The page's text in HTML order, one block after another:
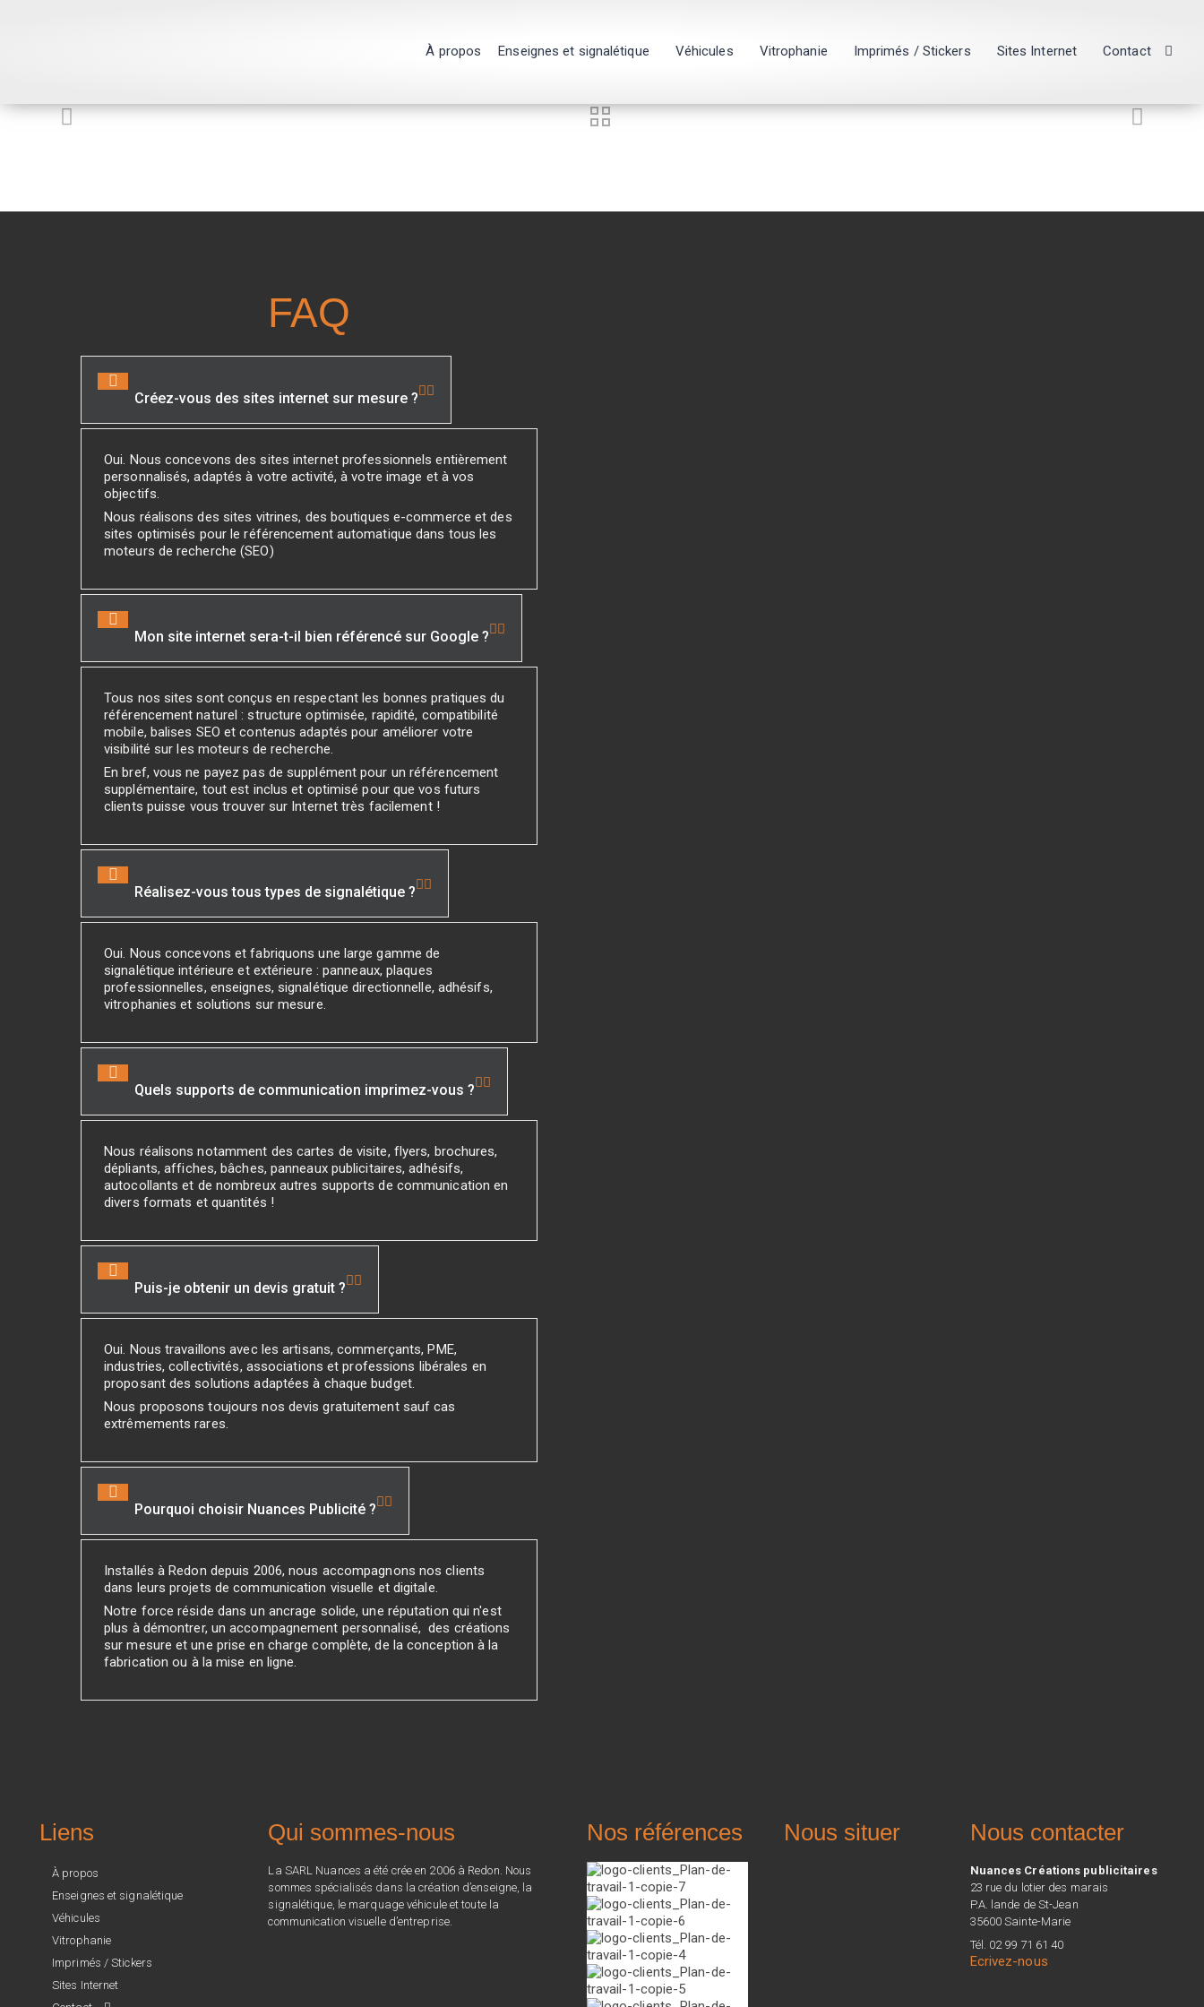
À propos Enseignes et signalétique Véhicules Vitrophanie Imprimés / Stickers Sites Internet Contact
FAQ
Créez-vous des sites internet sur mesure ?
Oui. Nous concevons des sites internet professionnels entièrement
personnalisés, adaptés à votre activité, à votre image et à vos
objectifs.
Nous réalisons des sites vitrines, des boutiques e-commerce et des
sites optimisés pour le référencement automatique dans tous les
moteurs de recherche (SEO)
Mon site internet sera-t-il bien référencé sur Google ?
Tous nos sites sont conçus en respectant les bonnes pratiques du
référencement naturel : structure optimisée, rapidité, compatibilité
mobile, balises SEO et contenus adaptés pour améliorer votre
visibilité sur les moteurs de recherche.
En bref, vous ne payez pas de supplément pour un référencement
supplémentaire, tout est inclus et optimisé pour que vos futurs
clients puisse vous trouver sur Internet très facilement !
Réalisez-vous tous types de signalétique ?
Oui. Nous concevons et fabriquons une large gamme de
signalétique intérieure et extérieure : panneaux, plaques
professionnelles, enseignes, signalétique directionnelle, adhésifs,
vitrophanies et solutions sur mesure.
Quels supports de communication imprimez-vous ?
Nous réalisons notamment des cartes de visite, flyers, brochures,
dépliants, affiches, bâches, panneaux publicitaires, adhésifs,
autocollants et de nombreux autres supports de communication en
divers formats et quantités !
Puis-je obtenir un devis gratuit ?
Oui. Nous travaillons avec les artisans, commerçants, PME,
industries, collectivités, associations et professions libérales en
proposant des solutions adaptées à chaque budget.
Nous proposons toujours nos devis gratuitement sauf cas
extrêmements rares.
Pourquoi choisir Nuances Publicité ?
Installés à Redon depuis 2006, nous accompagnons nos clients
dans leurs projets de communication visuelle et digitale.
Notre force réside dans un ancrage solide, une réputation qui n'est
plus à démontrer, un accompagnement personnalisé, des créations
sur mesure et une prise en charge complète, de la conception à la
fabrication ou à la mise en ligne.
Liens
À propos
Enseignes et signalétique
Véhicules
Vitrophanie
Imprimés / Stickers
Sites Internet
Qui sommes-nous
La SARL Nuances a été crée en 2006 à Redon. Nous
sommes spécialisés dans la création d’enseigne, la
signalétique, le marquage véhicule et toute la
communication visuelle d’entreprise.
Nos références Nous situer Nous contacter
Nuances Créations publicitaires
23 rue du lotier des marais
P.A. lande de St-Jean
35600 Sainte-Marie
Tél. 02 99 71 61 40
Ecrivez-nous